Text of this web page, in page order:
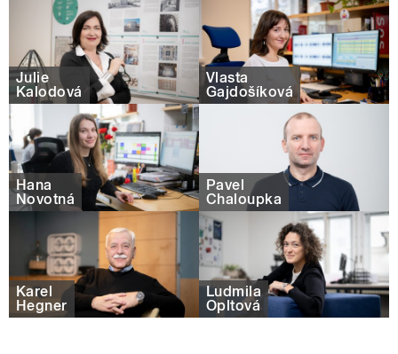
Julie
Kalodová
Vlasta
Gajdošíková
Hana
Novotná
Pavel
Chaloupka
Karel
Hegner
Ludmila
Opltová